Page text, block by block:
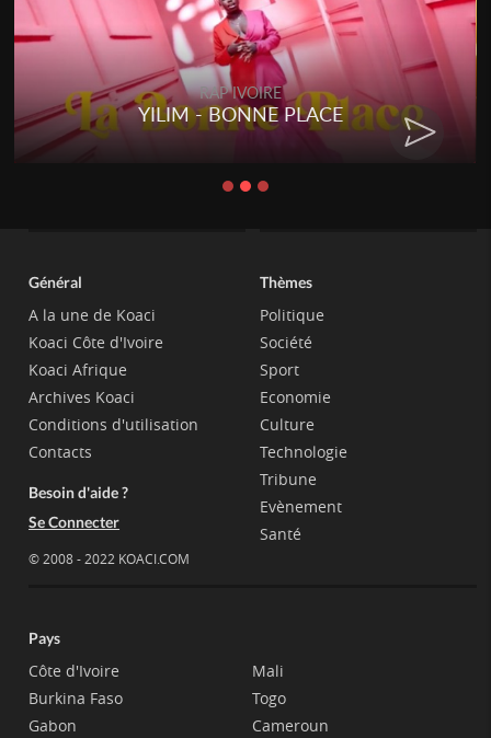
RAP IVOIRE
YILIM - BONNE PLACE
Général
A la une de Koaci
Koaci Côte d'Ivoire
Koaci Afrique
Archives Koaci
Conditions d'utilisation
Contacts
Besoin d'aide ?
Se Connecter
© 2008 - 2022 KOACI.COM
Thèmes
Politique
Société
Sport
Economie
Culture
Technologie
Tribune
Evènement
Santé
Pays
Côte d'Ivoire
Burkina Faso
Gabon
Mali
Togo
Cameroun